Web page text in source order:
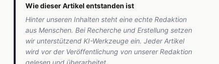
Wie dieser Artikel entstanden ist
Hinter unseren Inhalten steht eine echte Redaktion
aus Menschen. Bei Recherche und Erstellung setzen
wir unterstützend KI-Werkzeuge ein. Jeder Artikel
wird vor der Veröffentlichung von unserer Redaktion